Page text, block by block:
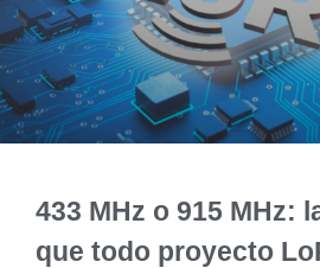
433 MHz o 915 MHz:
que todo proyecto